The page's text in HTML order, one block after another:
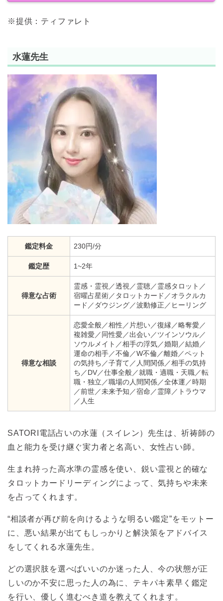
※提供：ティファレト
水蓮先生
鑑定料金 230円/分
鑑定歴 1~2年
得意な占術
霊感・霊視／透視／霊聴／霊感タロット／
宿曜占星術／タロットカード／オラクルカ
ード／ダウジング／波動修正／ヒーリング
得意な相談
恋愛全般／相性／片想い／復縁／略奪愛／
複雑愛／同性愛／出会い／ツインソウル／
ソウルメイト／相手の浮気／婚期／結婚／
運命の相手／不倫／W不倫／離婚／ペット
の気持ち／子育て／人間関係／相手の気持
ち／DV／仕事全般／就職・適職・天職／転
職・独立／職場の人間関係／全体運／時期
／前世／未来予知／宿命／霊障／トラウマ
／人生
SATORI電話占いの水蓮（スイレン）先生は、祈祷師の
血と能力を受け継ぐ実力者と名高い、女性占い師。
生まれ持った高水準の霊感を使い、鋭い霊視と的確な
タロットカードリーディングによって、気持ちや未来
を占ってくれます。
“相談者が再び前を向けるような明るい鑑定”をモットー
に、悪い結果が出てもしっかりと解決策をアドバイス
をしてくれる水蓮先生。
どの選択肢を選べばいいのか迷った人、今の状態が正
しいのか不安に思った人の為に、テキパキ素早く鑑定
を行い、優しく進むべき道を教えてくれます。